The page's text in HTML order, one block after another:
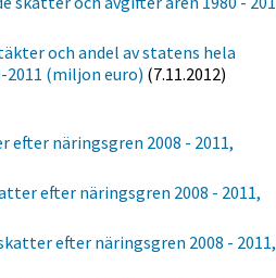
och andel av statens hela
(miljon euro) (7.11.2012)
efter näringsgren 2008 - 2011,
efter näringsgren 2008 - 2011,
efter näringsgren 2008 - 2011,